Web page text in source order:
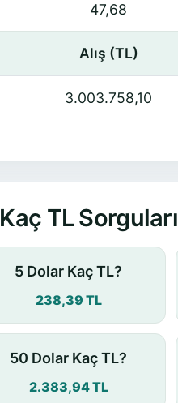
47,68
Alış (TL)
3.003.758,10
TL Sorguları
5 Dolar Kaç TL?
238,39 TL
50 Dolar Kaç TL?
2.383,94 TL